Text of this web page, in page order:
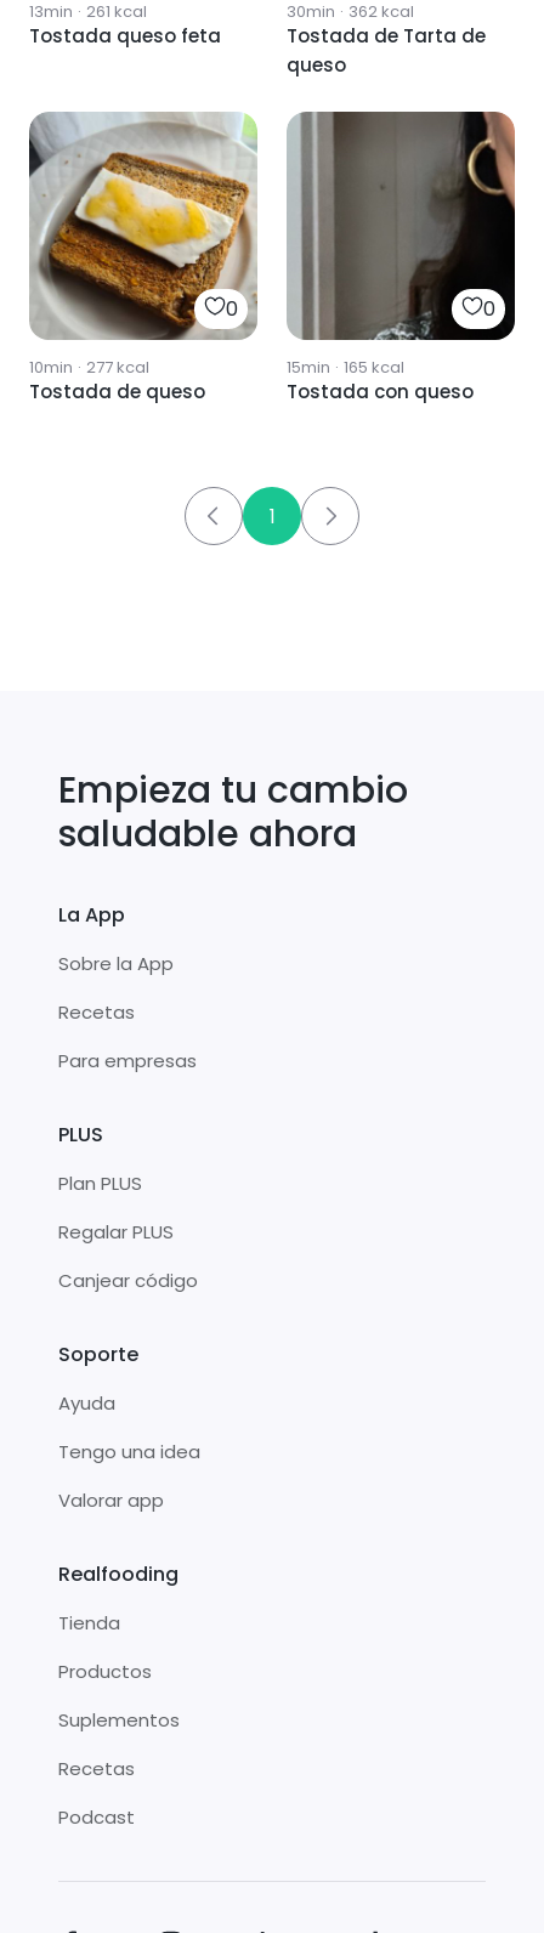
13min · 261 kcal
Tostada queso feta
30min · 362kcal
Tostada de Tarta de
queso
0
10min · 277kcal
Tostada de queso
0
15min · 165 kcal
Tostada con queso
1
Empieza tu cambio
saludable ahora
La App
Sobre la App
Recetas
Para empresas
PLUS
Plan PLUS
Regalar PLUS
Canjear código
Soporte
Ayuda
Tengo una idea
Valorar app
Realfooding
Tienda
Productos
Suplementos
Recetas
Podcast